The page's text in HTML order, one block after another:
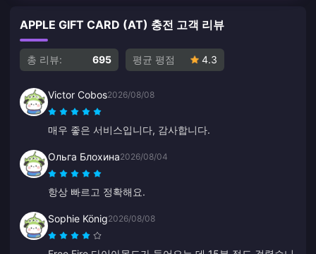
APPLE GIFT CARD (AT) 충전 고객 리뷰
총 리뷰: 695 평균 평점 4.3
Victor Cobos2026/08/08
매우 좋은 서비스입니다, 감사합니다.
Ольга Блохина2026/08/04
항상 빠르고 정확해요.
Sophie König2026/08/08